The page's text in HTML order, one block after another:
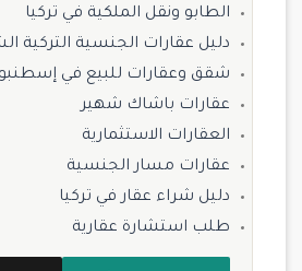
الطابو ونقل الملكية في تركيا
دليل عقارات الجنسية التركية
شقق وعقارات للبيع في
عقارات باشاك شهير
العقارات الاستثمارية
عقارات مسار الجنسية
دليل شراء عقار في تركيا
طلب استشارة عقارية